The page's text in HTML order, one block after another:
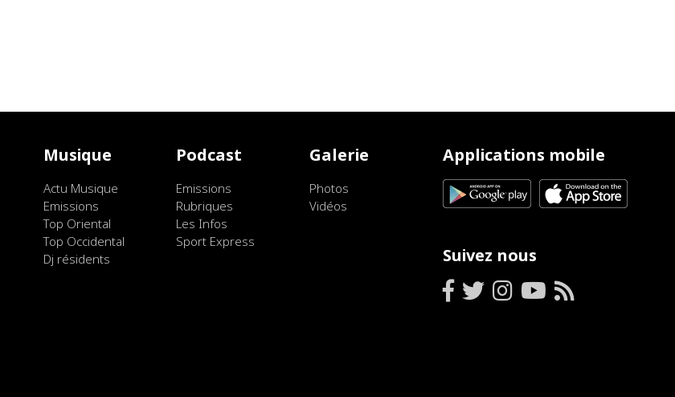
Musique
Actu Musique
Emissions
Top Oriental
Top Occidental
Dj résidents
Podcast
Emissions
Rubriques
Les Infos
Sport Express
Galerie
Photos
Vidéos
Applications mobile
Suivez nous